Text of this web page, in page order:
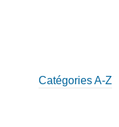
Catégories A-Z